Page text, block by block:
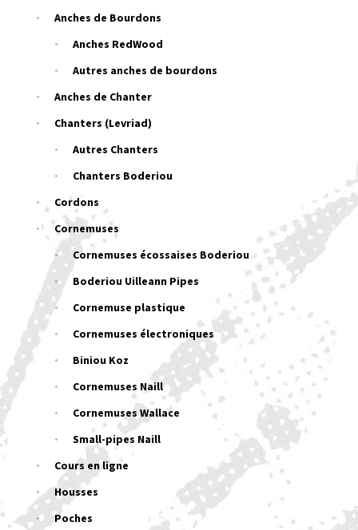
Anches de Bourdons
Anches RedWood
Autres anches de bourdons
Anches de Chanter
Chanters (Levriad)
Autres Chanters
Chanters Boderiou
Cordons
Cornemuses
Cornemuses écossaises Boderiou
Boderiou Uilleann Pipes
Cornemuse plastique
Cornemuses électroniques
Biniou Koz
Cornemuses Naill
Cornemuses Wallace
Small-pipes Naill
Cours en ligne
Housses
Poches